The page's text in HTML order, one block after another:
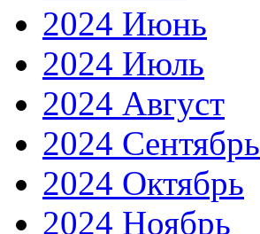
2024 Июнь
2024 Июль
2024 Август
2024 Сентябрь
2024 Октябрь
2024 Ноябрь